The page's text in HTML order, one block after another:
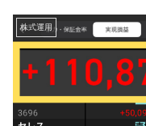
株式運用